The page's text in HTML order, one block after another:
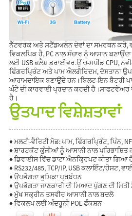
ਨੈੱਟਵਰਕ ਅਤੇ ਸਟੈਂਡਅਲੋਨ ਦੋਵਾਂ ਦਾ ਸਮਰਥਨ ਕਰੋ,
ਵਿਕਲਪਿਕ ਹੈ, PC ਨਾਲ ਸੰਚਾਰ ਨੂੰ ਆਸਾਨ
ਲਈ USB ਫਲੈਸ਼ ਡਰਾਈਵਰ.ਉੱਚ-ਸਪੀਡ CPU,
ਫਿੰਗਰਪ੍ਰਿੰਟ ਅਤੇ ਪਾਮ ਐਲਗੋਰਿਦਮ, ਦੋਸਤਾਨਾ
ਆਰਾਮਦਾਇਕ ਬਣਾਉਂਦੇ ਹਨ।ਬਿਲਟ-ਇਨ ਬੈਟਰੀ
ਘੰਟੇ ਦੀ ਕਾਰਵਾਈ ਪ੍ਰਦਾਨ ਕਰਦੀ
ਹੈ।
ਉਤਪਾਦ ਵਿਸ਼ੇਸ਼ਤਾਵਾਂ
♦ ਮਲਟੀ-ਵੈਰਿਟੀ ਮੋਡ: ਪਾਮ, ਫਿੰਗਰਪ੍ਰਿੰਟ, ਪਿੰਨ,
♦ ਸ਼ਾਰਟਕੱਟ ਕੁੰਜੀਆਂ ਨੂੰ ਆਸਾਨੀ ਨਾਲ ਪਰਿਭਾਸ਼ਿਤ
♦ ਡਿਵਾਈਸ ਵਿੱਚ ਡਾਟਾ ਐਨਕ੍ਰਿਪਟ ਕੀਤਾ ਗਿਆ
♦ RS232/485, TCP/IP, USB ਕਲਾਇੰਟ/
♦ ਉਪਭੋਗਤਾ ਭੂਮਿਕਾ ਪ੍ਰਬੰਧਨ
♦ ਉਪਭੋਗਤਾ ਜਾਣਕਾਰੀ ਦੀ ਮਿਆਦ ਪੁੱਗਣ ਦੀ ਮਿਤੀ
♦ ਮੁੱਖ ਸਕ੍ਰੀਨ ਤਸਵੀਰ ਆਸਾਨੀ ਨਾਲ ਬਦਲੋ
♦ ਵਿਕਲਪ ਲਈ ਅੰਦਰੂਨੀ POE ਫੰਕਸ਼ਨ